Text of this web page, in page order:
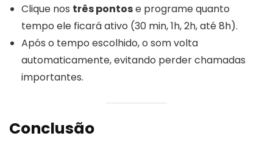
Clique nos três pontose programe quanto
tempo ele ficará ativo (30 min, 1h, 2h, até 8h).
Após o tempo escolhido, o som volta
automaticamente, evitando perder chamadas
importantes.
Conclusão